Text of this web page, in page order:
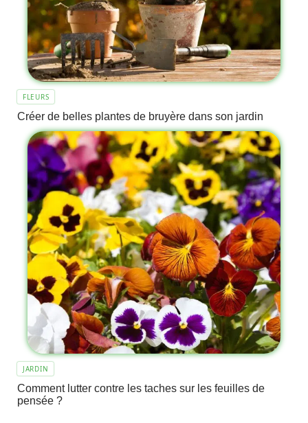
FLEURS
Créer de belles plantes de bruyère dans son jardin
JARDIN
Comment lutter contre les taches sur les feuilles de
pensée ?